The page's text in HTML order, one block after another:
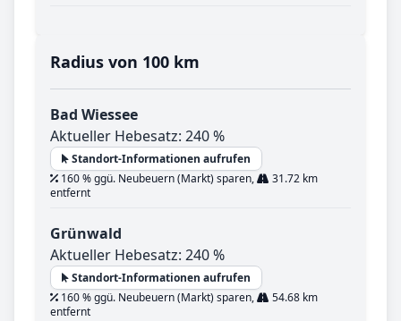
Radius von 100 km
Bad Wiessee
Aktueller Hebesatz: 240 %
Standort-Informationen aufrufen
160 % ggü. Neubeuern (Markt) sparen,
31.72 km
entfernt
Grünwald
Aktueller Hebesatz: 240 %
Standort-Informationen aufrufen
160 % ggü. Neubeuern (Markt) sparen,
54.68 km
entfernt